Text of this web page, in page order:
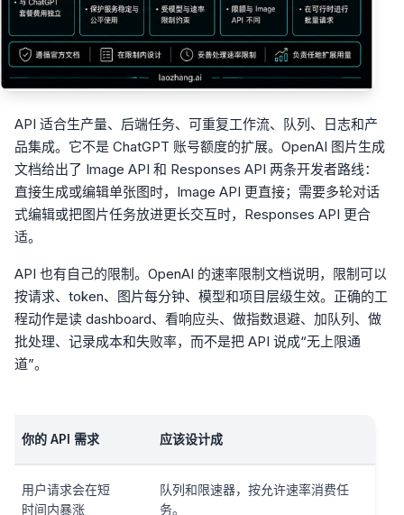
API 适合生产量、后端任务、可重复工作流、队列、日志和产
品集成。它不是 ChatGPT 账号额度的扩展。OpenAI 图片生成
文档给出了 Image API 和 Responses API 两条开发者路线：
直接生成或编辑单张图时，Image API 更直接；需要多轮对话
式编辑或把图片任务放进更长交互时，Responses API 更合
适。
API 也有自己的限制。OpenAI 的速率限制文档说明，限制可以
按请求、token、图片每分钟、模型和项目层级生效。正确的工
程动作是读 dashboard、看响应头、做指数退避、加队列、做
批处理、记录成本和失败率，而不是把 API 说成“无上限通
道”。
你的 API 需求 应该设计成
用户请求会在短
时间内暴涨
队列和限速器，按允许速率消费任
务。